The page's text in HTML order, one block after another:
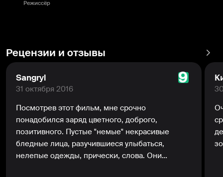
Режиссёр
Рецензии и отзывы
Sangryl
31 октября 2016
9
Посмотрев этот фильм, мне срочно
понадобился заряд цветного, доброго,
позитивного. Пустые "немые" некрасивые
бледные лица, разучившиеся улыбаться,
нелепые одежды, прически, слова. Они